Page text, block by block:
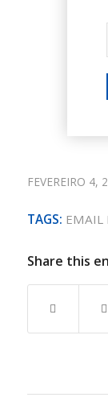
FEVEREIRO 4,
TAGS: EMAIL
Share this